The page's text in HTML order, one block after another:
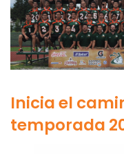
Inicia el
temporada